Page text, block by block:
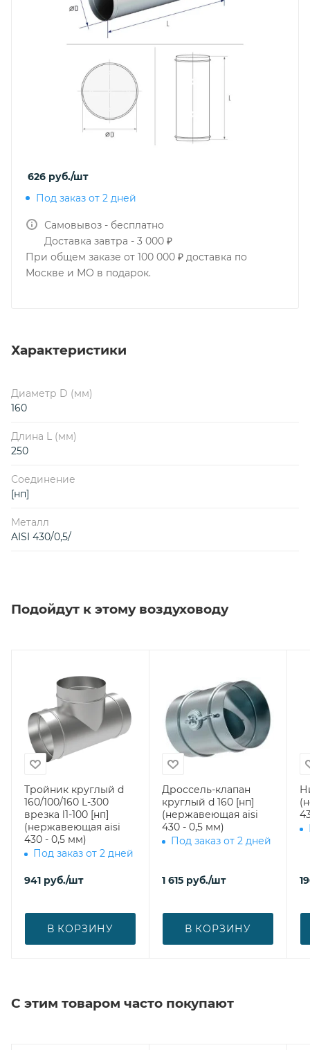
626 руб./шт
Под заказ от 2 дней
Самовывоз - бесплатно
Доставка завтра - 3 000 ₽
При общем заказе от 100 000 ₽ доставка по
Москве и МО в подарок.
Характеристики
Диаметр D (мм)
160
Длина L (мм)
250
Соединение
[нп]
Металл
AISI 430/0,5/
Подойдут к этому воздуховоду
Тройник круглый d
160/100/160 L-300
врезка l1-100 [нп]
(нержавеющая aisi
430 - 0,5 мм)
Под заказ от 2 дней
941 руб./шт
В КОРЗИНУ
Дроссель-клапан
круглый d 160 [нп]
(нержавеющая aisi
430 - 0,5 мм)
Под заказ от 2 дней
1 615 руб./шт
В КОРЗИНУ
С этим товаром часто покупают